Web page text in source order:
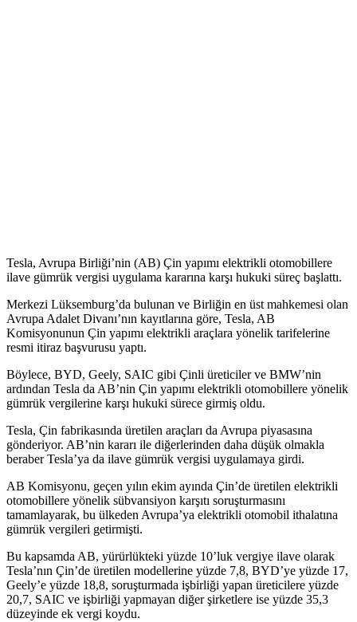
Tesla, Avrupa Birliği’nin (AB) Çin yapımı elektrikli otomobillere
ilave gümrük vergisi uygulama kararına karşı hukuki süreç başlattı.
Merkezi Lüksemburg’da bulunan ve Birliğin en üst mahkemesi olan
Avrupa Adalet Divanı’nın kayıtlarına göre, Tesla, AB
Komisyonunun Çin yapımı elektrikli araçlara yönelik tarifelerine
resmi itiraz başvurusu yaptı.
Böylece, BYD, Geely, SAIC gibi Çinli üreticiler ve BMW’nin
ardından Tesla da AB’nin Çin yapımı elektrikli otomobillere yönelik
gümrük vergilerine karşı hukuki sürece girmiş oldu.
Tesla, Çin fabrikasında üretilen araçları da Avrupa piyasasına
gönderiyor. AB’nin kararı ile diğerlerinden daha düşük olmakla
beraber Tesla’ya da ilave gümrük vergisi uygulamaya girdi.
AB Komisyonu, geçen yılın ekim ayında Çin’de üretilen elektrikli
otomobillere yönelik sübvansiyon karşıtı soruşturmasını
tamamlayarak, bu ülkeden Avrupa’ya elektrikli otomobil ithalatına
gümrük vergileri getirmişti.
Bu kapsamda AB, yürürlükteki yüzde 10’luk vergiye ilave olarak
Tesla’nın Çin’de üretilen modellerine yüzde 7,8, BYD’ye yüzde 17,
Geely’e yüzde 18,8, soruşturmada işbirliği yapan üreticilere yüzde
20,7, SAIC ve işbirliği yapmayan diğer şirketlere ise yüzde 35,3
düzeyinde ek vergi koydu.